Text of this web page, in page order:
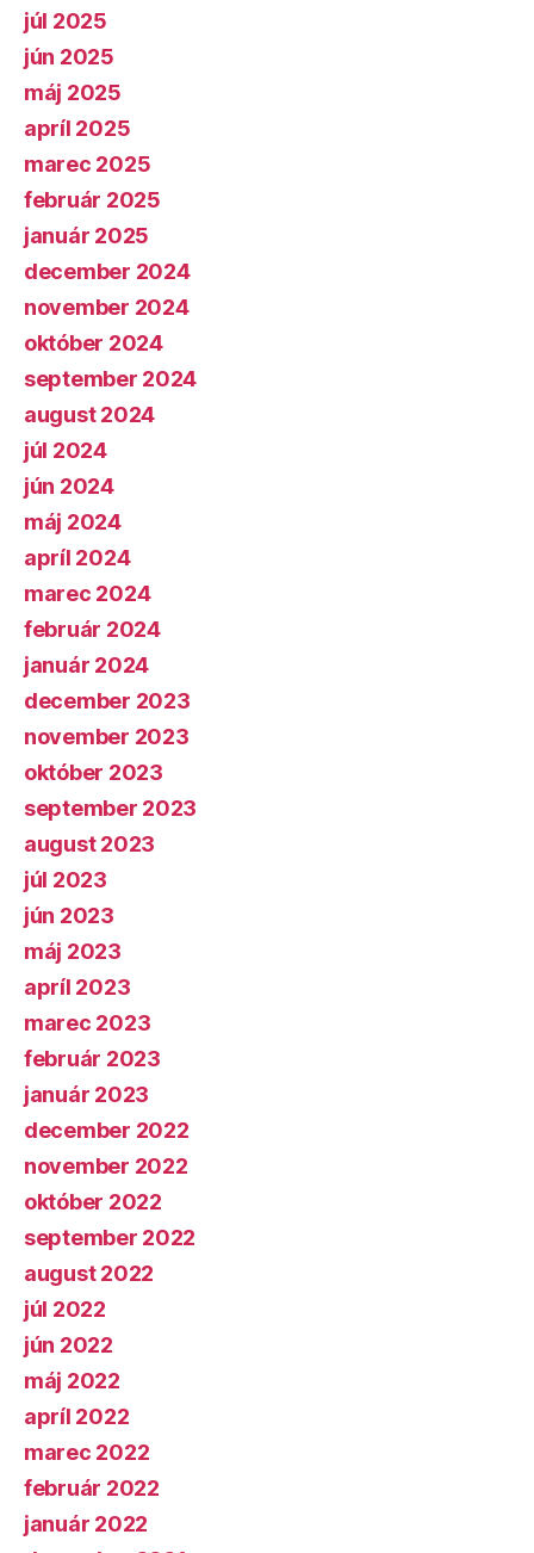
júl 2025
jún 2025
máj 2025
apríl 2025
marec 2025
február 2025
január 2025
december 2024
november 2024
október 2024
september 2024
august 2024
júl 2024
jún 2024
máj 2024
apríl 2024
marec 2024
február 2024
január 2024
december 2023
november 2023
október 2023
september 2023
august 2023
júl 2023
jún 2023
máj 2023
apríl 2023
marec 2023
február 2023
január 2023
december 2022
november 2022
október 2022
september 2022
august 2022
júl 2022
jún 2022
máj 2022
apríl 2022
marec 2022
február 2022
január 2022